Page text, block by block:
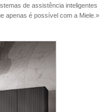
de assistência inteligentes
apenas é possível com a Miele.»